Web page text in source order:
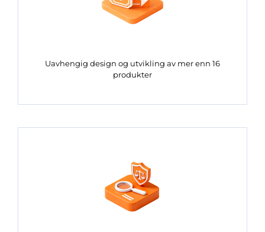
Uavhengig design og utvikling av mer enn 16
produkter